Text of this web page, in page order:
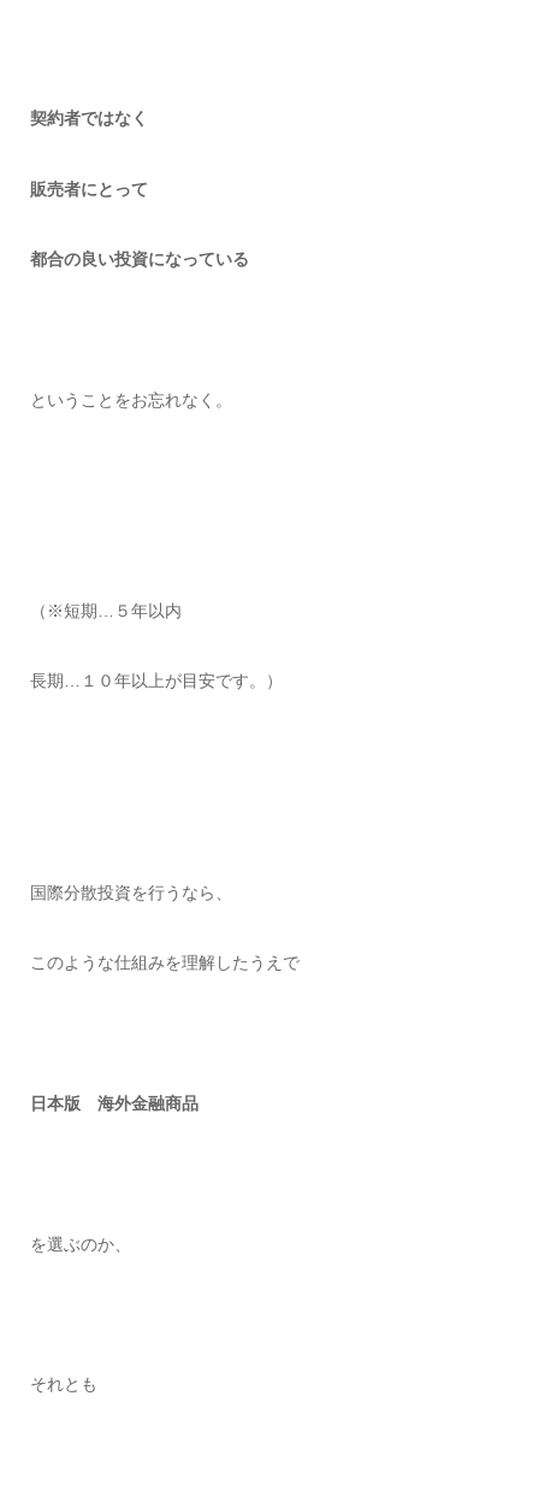
契約者ではなく
販売者にとって
都合の良い投資になっている
ということをお忘れなく。
（※短期…５年以内
長期…１０年以上が目安です。）
国際分散投資を行うなら、
このような仕組みを理解したうえで
日本版 海外金融商品
を選ぶのか、
それとも